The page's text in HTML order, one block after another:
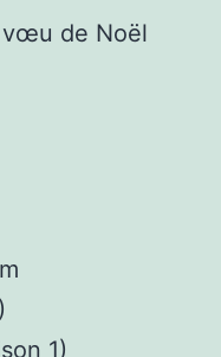
de Noël
1)